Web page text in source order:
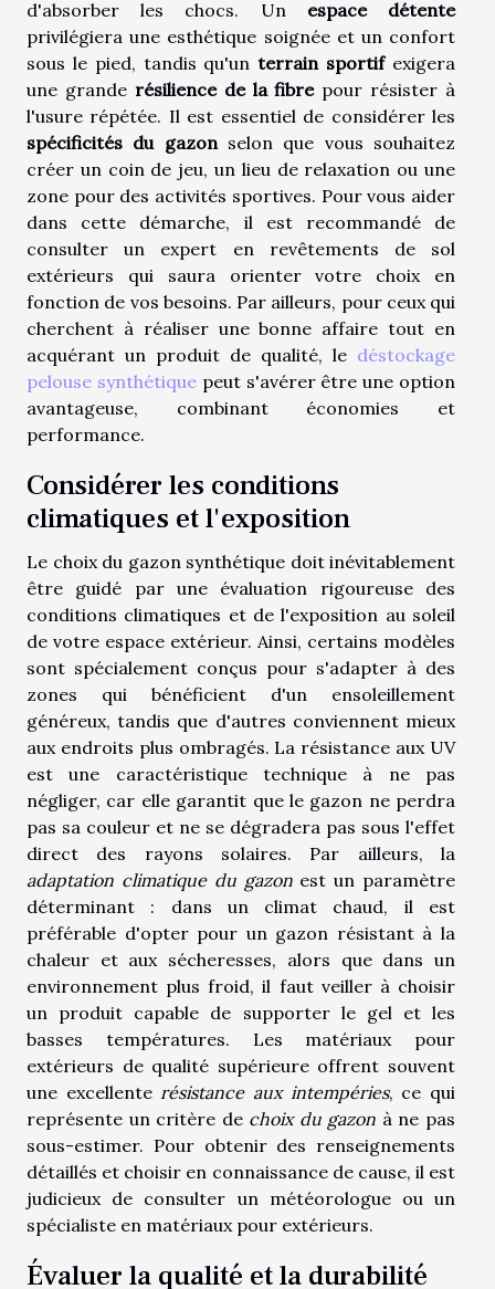
d'absorber les chocs. Un espace détente
privilégiera une esthétique soignée et un confort
sous le pied, tandis qu'unterrain sportifexigera
une grande résilience de la fibrepour résister à
l'usure répétée. Il est essentiel de considérer les
spécificités du gazonselon que vous souhaitez
créer un coin de jeu, un lieu de relaxation ou une
zone pour des activités sportives. Pour vous aider
dans cette démarche, il est recommandé de
consulter un expert en revêtements de sol
extérieurs qui saura orienter votre choix en
fonction de vos besoins. Par ailleurs, pour ceux qui
cherchent à réaliser une bonne affaire tout en
acquérant un produit de qualité, le déstockage
pelouse synthétiquepeut s'avérer être une option
avantageuse, combinant économies et
performance.
Considérer les conditions
climatiques et l'exposition
Le choix du gazon synthétique doit inévitablement
être guidé par une évaluation rigoureuse des
conditions climatiques et de l'exposition au soleil
de votre espace extérieur. Ainsi, certains modèles
sont spécialement conçus pour s'adapter à des
zones qui bénéficient d'un ensoleillement
généreux, tandis que d'autres conviennent mieux
aux endroits plus ombragés. La résistance aux UV
est une caractéristique technique à ne pas
négliger, car elle garantit que le gazon ne perdra
pas sa couleur et ne se dégradera pas sous l'effet
direct des rayons solaires. Par ailleurs, la
adaptation climatique du gazonest un paramètre
déterminant : dans un climat chaud, il est
préférable d'opter pour un gazon résistant à la
chaleur et aux sécheresses, alors que dans un
environnement plus froid, il faut veiller à choisir
un produit capable de supporter le gel et les
basses températures. Les matériaux pour
extérieurs de qualité supérieure offrent souvent
une excellente résistance aux intempéries, ce qui
représente un critère de choix du gazon à ne pas
sous-estimer. Pour obtenir des renseignements
détaillés et choisir en connaissance de cause, il est
judicieux de consulter un météorologue ou un
spécialiste en matériaux pour extérieurs.
Évaluer la qualité et la durabilité